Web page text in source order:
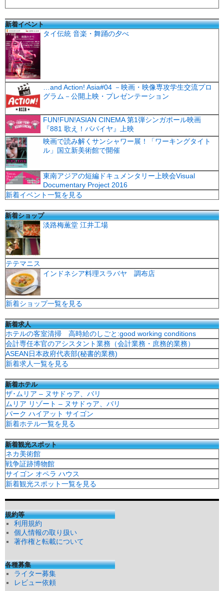
新着イベント
タイ伝統 音楽・舞踊の夕べ
…and Action! Asia#04 －映画・映像専攻学生交流プロ
グラム－公開上映・プレゼンテーション
FUN!FUN!ASIAN CINEMA 第1弾シンガポール映画
『881 歌え！パパイヤ』上映
映画で読み解くサンシャワー展！「ワーキングタイト
ル」国立新美術館で開催
東南アジアの短編ドキュメンタリー上映会Visual
Documentary Project 2016
新着イベント一覧を見る
新着ショップ
淡路梅薫堂 江井工場
テテマニス
インドネシア料理スラバヤ 調布店
新着ショップ一覧を見る
新着求人
ホテルの客室清掃 高時給のしごと:good working conditions
会計専任本官のアシスタント業務（会計業務・庶務的業務）
ASEAN日本政府代表部(秘書的業務)
新着求人一覧を見る
新着ホテル
ザ･ムリア – ヌサドゥア、バリ
ムリア リゾート – ヌサドゥア、バリ
パーク ハイアット サイゴン
新着ホテル一覧を見る
新着観光スポット
ネカ美術館
戦争証跡博物館
サイゴン オペラ ハウス
新着観光スポット一覧を見る
規約等
利用規約
個人情報の取り扱い
著作権と転載について
各種募集
ライター募集
レビュー依頼